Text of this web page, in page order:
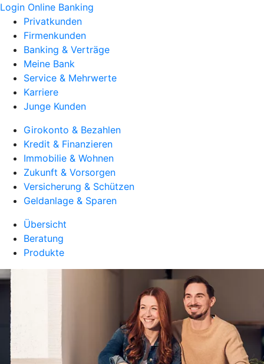
Login Online Banking
Privatkunden
Firmenkunden
Banking & Verträge
Meine Bank
Service & Mehrwerte
Karriere
Junge Kunden
Girokonto & Bezahlen
Kredit & Finanzieren
Immobilie & Wohnen
Zukunft & Vorsorgen
Versicherung & Schützen
Geldanlage & Sparen
Übersicht
Beratung
Produkte